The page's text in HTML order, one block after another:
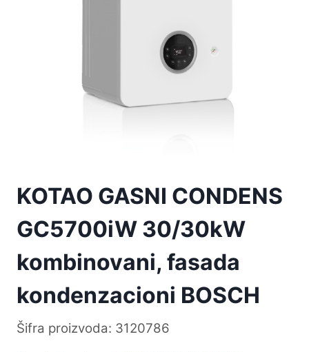
KOTAO GASNI CONDENS
GC5700iW 30/30kW
kombinovani, fasada
kondenzacioni BOSCH
Šifra proizvoda: 3120786